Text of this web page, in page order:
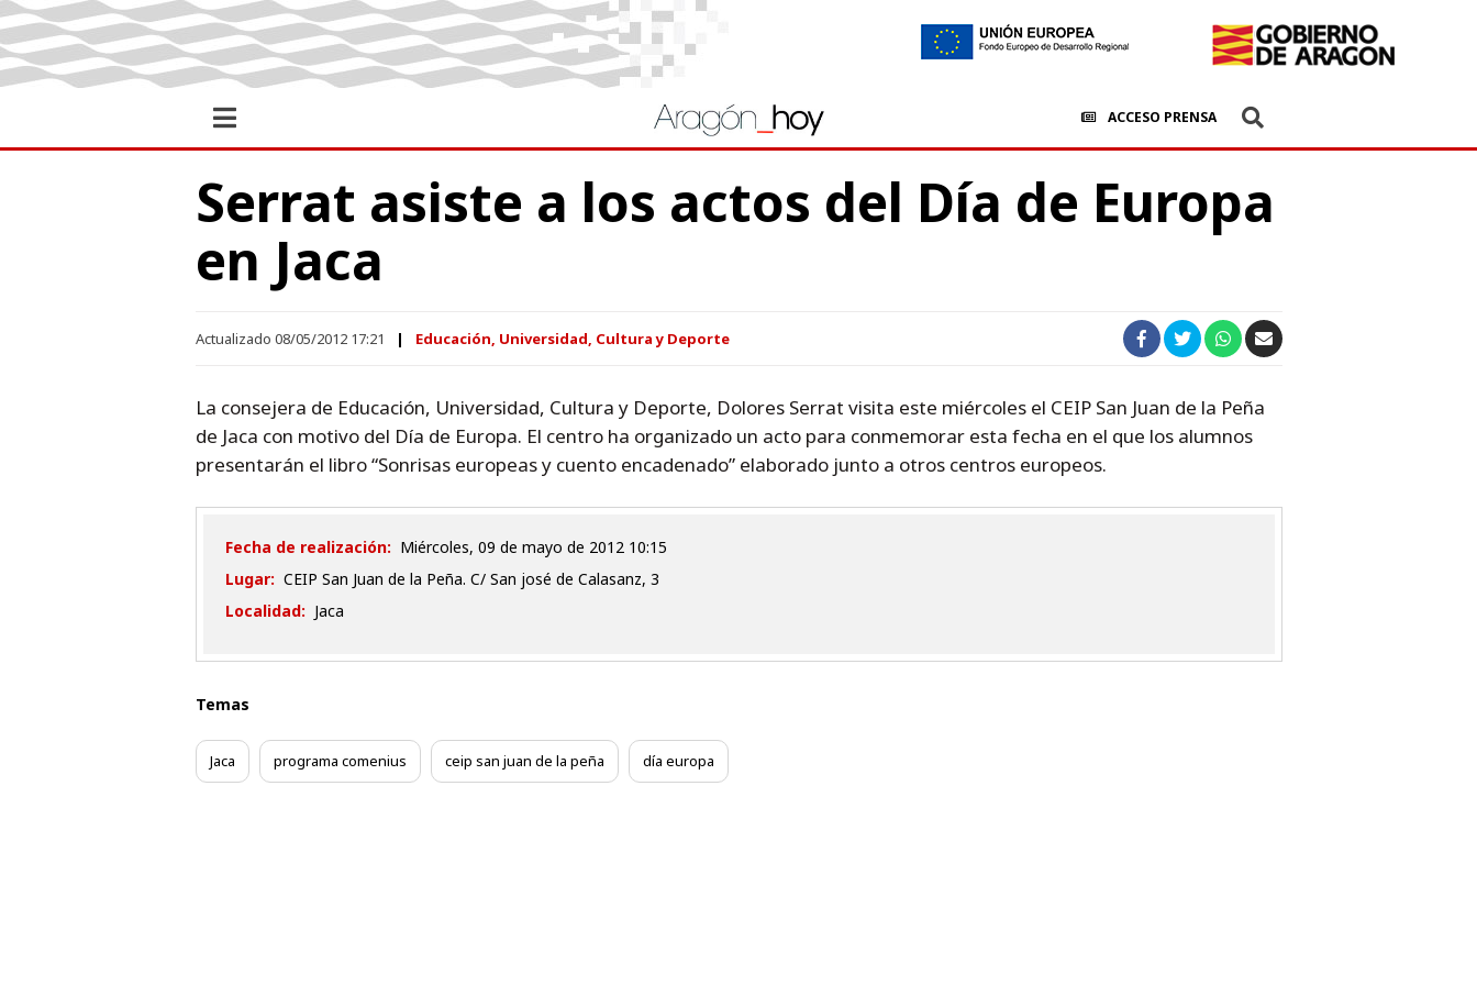
ACCESO PRENSA
Serrat asiste a los actos del Día de Europa
en Jaca
Actualizado 08/05/2012 17:21 Educación, Universidad, Cultura y Deporte
La consejera de Educación, Universidad, Cultura y Deporte, Dolores Serrat visita este miércoles el CEIP San Juan de la Peña
de Jaca con motivo del Día de Europa. El centro ha organizado un acto para conmemorar esta fecha en el que los alumnos
presentarán el libro “Sonrisas europeas y cuento encadenado” elaborado junto a otros centros europeos.
Fecha de realización:
miércoles, 09 de mayo de 2012 10:15
Lugar: CEIP San Juan de la Peña. C/ San josé de Calasanz, 3
Localidad: Jaca
Temas
Jaca programa comenius ceip san juan de la peña día europa